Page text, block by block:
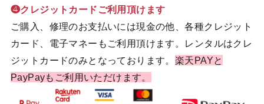
❹クレジットカードご利用頂けます
ご購入、修理のお支払いには現金の他、各種クレジット
カード、電子マネーもご利用頂けます。レンタルはクレ
ジットカードのみとなっております。 楽天PAYと
PayPayもご利用いただけます。